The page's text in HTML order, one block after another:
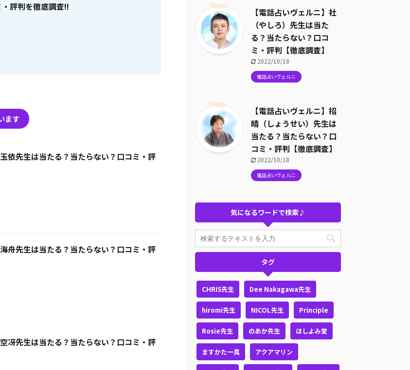
評判を徹底調査!!
ます
依先生は当たる？当たらない？口コミ・評
舟先生は当たる？当たらない？口コミ・評
冴先生は当たる？当たらない？口コミ・評
【電話占いヴェルニ】社
（やしろ）先生は当た
る？当たらない？口コ
ミ・評判【徹底調査】
2022/10/18
電話占いヴェルニ
【電話占いヴェルニ】招
晴（しょうせい）先生は
当たる？当たらない？口
コミ・評判【徹底調査】
2022/10/18
電話占いヴェルニ
気になるワードで検索♪
タグ
CHRIS先生 Dee Nakagawa先生
hiromi先生 NICOL先生 Principle
Rosie先生 のあか先生 ほしよみ堂
ますかた一真 アクアマリン